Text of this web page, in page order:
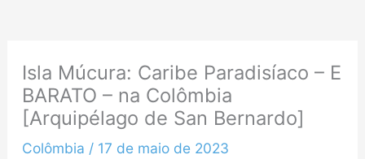
Isla Múcura: Caribe Paradisíaco – E
BARATO – na Colômbia
[Arquipélago de San Bernardo]
Colômbia / 17 de maio de 2023